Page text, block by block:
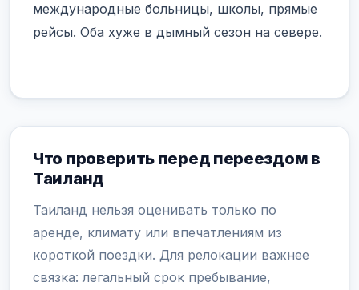
международные больницы, школы, прямые
рейсы. Оба хуже в дымный сезон на севере.
Что проверить перед переездом в
Таиланд
Таиланд нельзя оценивать только по
аренде, климату или впечатлениям из
короткой поездки. Для релокации важнее
связка: легальный срок пребывание,